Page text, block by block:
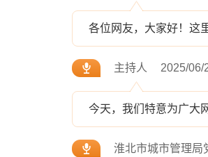
各位网友，大家好！这
主持人 2025/06/
今天，我们特意为广大
淮北市城市管理局